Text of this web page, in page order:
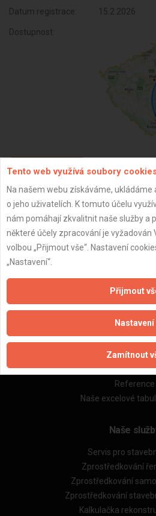
Datum registrace: 15.2.2026
Dostupnost:
ZPĚT
Aktualizováno z portálu ARES dne
Důležité
Naše firmy a
Zpracování a ochrana
Zásady pro používání
Obchodní podmínky
Obchodní podmínky
Reference
Naše excelové
Naše
Servis pro
Zprostředkování
Zprostředkování
Zprostředkování
Kalkulačka
Tento web využívá soubory
Na našem webu získáváme,
o jeho uživatelích. K tomuto účelu
nám pomáhají zkvalitnit naše služby a
některé účely zpracování je vyžadován
volbou „Přijmout vše“. Nastavení
„Nastavení“.
Přijmout
Nastavení
Zamítnout